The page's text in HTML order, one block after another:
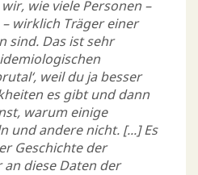
wie viele Personen –
wirklich Träger einer
sind. Das ist sehr
weil du ja besser
es gibt und dann
warum einige
und andere nicht. [...] Es
Geschichte der
diese Daten der